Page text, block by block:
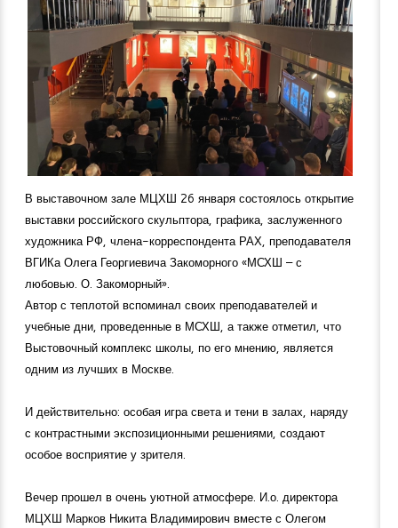
В выставочном зале МЦХШ 26 января состоялось открытие
выставки российского скульптора, графика, заслуженного
художника РФ, члена-корреспондента РАХ, преподавателя
ВГИКа Олега Георгиевича Закоморного «МСХШ – с
любовью. О. Закоморный».
Автор с теплотой вспоминал своих преподавателей и
учебные дни, проведенные в МСХШ, а также отметил, что
Выстовочный комплекс школы, по его мнению, является
одним из лучших в Москве.
И действительно: особая игра света и тени в залах, наряду
с контрастными экспозиционными решениями, создают
особое восприятие у зрителя.
Вечер прошел в очень уютной атмосфере. И.о. директора
МЦХШ Марков Никита Владимирович вместе с Олегом